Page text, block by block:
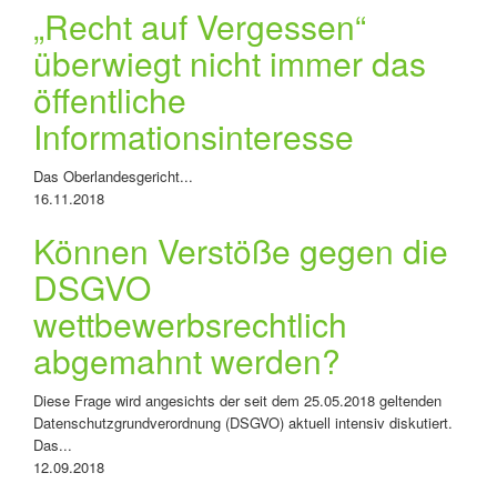
„Recht auf Vergessen“
überwiegt nicht immer das
öffentliche
Informationsinteresse
Das Oberlandesgericht...
16.11.2018
Können Verstöße gegen die
DSGVO
wettbewerbsrechtlich
abgemahnt werden?
Diese Frage wird angesichts der seit dem 25.05.2018 geltenden
Datenschutzgrundverordnung (DSGVO) aktuell intensiv diskutiert.
Das...
12.09.2018